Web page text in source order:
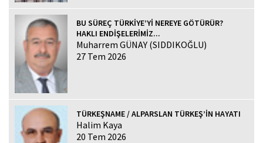
BU SÜREÇ TÜRKİYE’Yİ NEREYE GÖTÜRÜR?
HAKLI ENDİŞELERİMİZ...
Muharrem GÜNAY (SIDDIKOĞLU)
27 Tem 2026
TÜRKEŞNAME / ALPARSLAN TÜRKEŞ’İN HAYATI
Halim Kaya
20 Tem 2026